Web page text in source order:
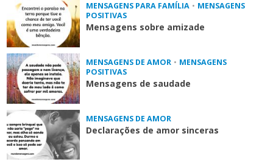
MENSAGENS PARA FAMÍLIA • MENSAGENS
POSITIVAS
Mensagens sobre amizade
MENSAGENS DE AMOR • MENSAGENS
POSITIVAS
Mensagens de saudade
MENSAGENS DE AMOR
Declarações de amor sinceras